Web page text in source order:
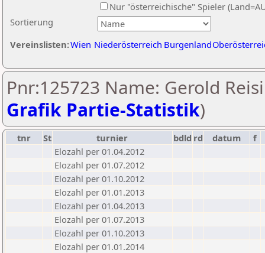
Sortierung
Nur "österreichische" Spieler
Vereinslisten:Wien Niederösterreich Burgenland
Pnr:125723 Name: Gerold
Grafik Partie-Statistik)
tnr St turnier bdld rd datum
f
Elozahl per 01.04.2012
Elozahl per 01.07.2012
Elozahl per 01.10.2012
Elozahl per 01.01.2013
Elozahl per 01.04.2013
Elozahl per 01.07.2013
Elozahl per 01.10.2013
Elozahl per 01.01.2014